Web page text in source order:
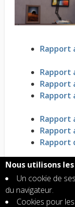
Rapport
Rapport
Rapport
Rapport
Rapport
Rapport
Rapport
Rapport
Rapport
Rapport
Rapport
Nous utilisons
Un cookie de
du navigateur.
Cookies pour